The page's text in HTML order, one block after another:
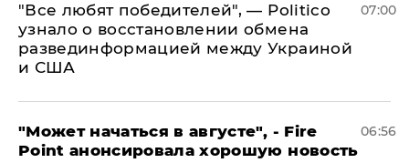
​"Все любят победителей", — Politico
узнало о восстановлении обмена
развединформацией между Украиной
и США
07:00
"Может начаться в августе", - Fire
Point анонсировала хорошую новость
06:56